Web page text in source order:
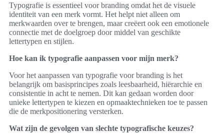
Typografie is essentieel voor branding omdat het de visuele
identiteit van een merk vormt. Het helpt niet alleen om
merkwaarden over te brengen, maar creëert ook een emotionele
connectie met de doelgroep door middel van geschikte
lettertypen en stijlen.
Hoe kan ik typografie aanpassen voor mijn merk?
Voor het aanpassen van typografie voor branding is het
belangrijk om basisprincipes zoals leesbaarheid, hiërarchie en
consistentie in acht te nemen. Dit kan gedaan worden door
unieke lettertypen te kiezen en opmaaktechnieken toe te passen
die de merkpositionering versterken.
Wat zijn de gevolgen van slechte typografische keuzes?